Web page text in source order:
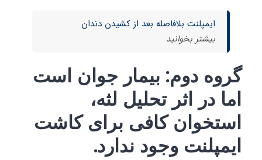
ایمپلنت بلافاصله بعد از کشیدن دندان
بیشتر بخوانید
گروه دوم: بیمار جوان است
اما در اثر تحلیل لثه،
استخوان کافی برای کاشت
ایمپلنت وجود ندارد.